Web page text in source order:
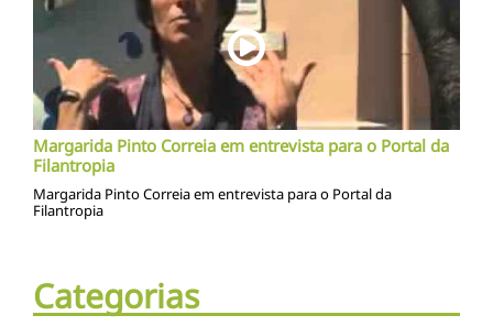
Margarida Pinto Correia em entrevista para o Portal da
Filantropia
Margarida Pinto Correia em entrevista para o Portal da
Filantropia
Categorias